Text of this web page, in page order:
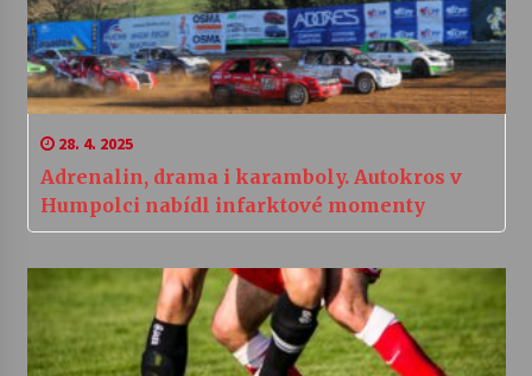
28. 4. 2025
Adrenalin, drama i karamboly. Autokros v
Humpolci nabídl infarktové momenty